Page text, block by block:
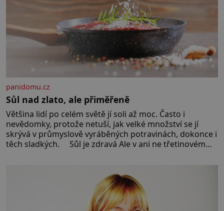
panidomu.cz
Sůl nad zlato, ale přiměřeně
Většina lidí po celém světě jí soli až moc. Často i
nevědomky, protože netuší, jak velké množství se jí
skrývá v průmyslově vyráběných potravinách, dokonce i
těch sladkých. Sůl je zdravá Ale v ani ne třetinovém